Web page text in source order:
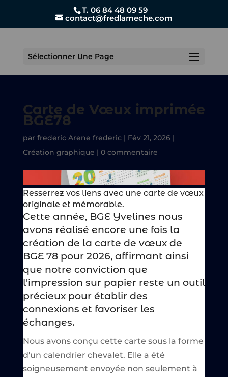
T. 06 84 48 09 59
contact@fredlameche.com
Sélectionner Une Page
Carte de Vœux imprimée
BGE78
par frederic Arene frederic| Fév 21, 2026 |
Création graphique | 0 commentaire
Resserrez vos liens avec une carte de vœux
originale et mémorable.
Cette année, BGE Yvelines nous
avons réalisé encore une fois la
création de la carte de vœux de
BGE 78 pour 2026, affirmant ainsi
que notre conviction que
l'impression sur papier reste un outil
précieux pour établir des
connexions et favoriser les
échanges.
Nous avons conçu cette carte sous la forme
d'un calendrier chevalet. Elle a été
soigneusement envoyée non seulement à